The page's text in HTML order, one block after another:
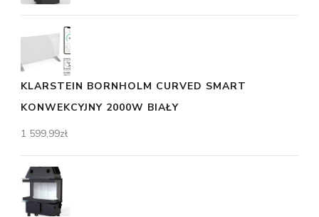
KLARSTEIN BORNHOLM CURVED SMART
KONWEKCYJNY 2000W BIAŁY
1 599,99zł